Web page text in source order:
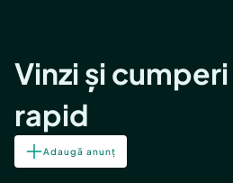
Vinzi și
rapid
Adaugă anunț